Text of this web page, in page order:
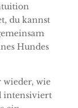
du kannst
Hundes
wie
intensiviert